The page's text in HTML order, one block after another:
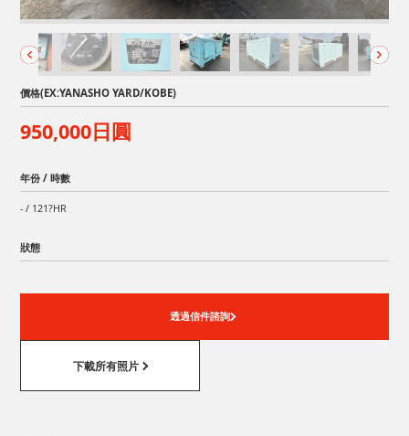
價格(EX:YANASHO YARD/KOBE)
950,000日圓
年份 / 時數
- / 121?HR
狀態
透過信件諮詢
下載所有照片